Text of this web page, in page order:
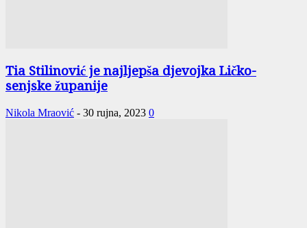
Tia Stilinović je najljepša djevojka Ličko-
senjske županije
Nikola Mraović - 30 rujna, 2023 0